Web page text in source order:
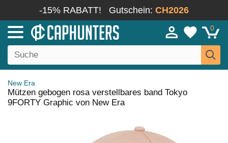
-15% RABATT! Gutschein: CH2026
0
New Era
Mützen gebogen rosa verstellbares band Tokyo
9FORTY Graphic von New Era